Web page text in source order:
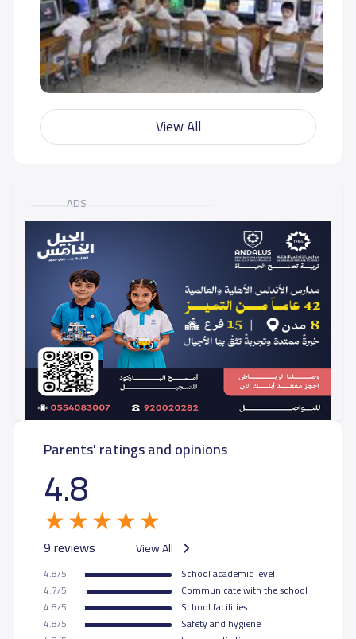
View All
ADS
Parents' ratings and opinions
4.8
9 reviews View All
4.8/5
School academic level
4.7/5
Communicate with the school
4.8/5
School facilities
4.8/5
Safety and hygiene